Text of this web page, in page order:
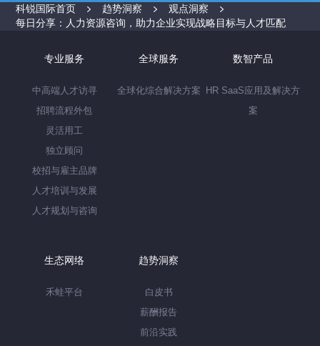
科锐国际首页 趋势洞察
观点洞察
每日分享：人力资源咨询，助力企业实现战略目标与人才匹配
专业服务
中高端人才访寻
招聘流程外包
灵活用工
独立顾问
校招与雇主品牌
人才培训与发展
人才规划与咨询
全球服务
全球化综合解决方案
数智产品
HR SaaS应用及解决方
案
生态网络
禾蛙平台
趋势洞察
白皮书
薪酬报告
前沿实践